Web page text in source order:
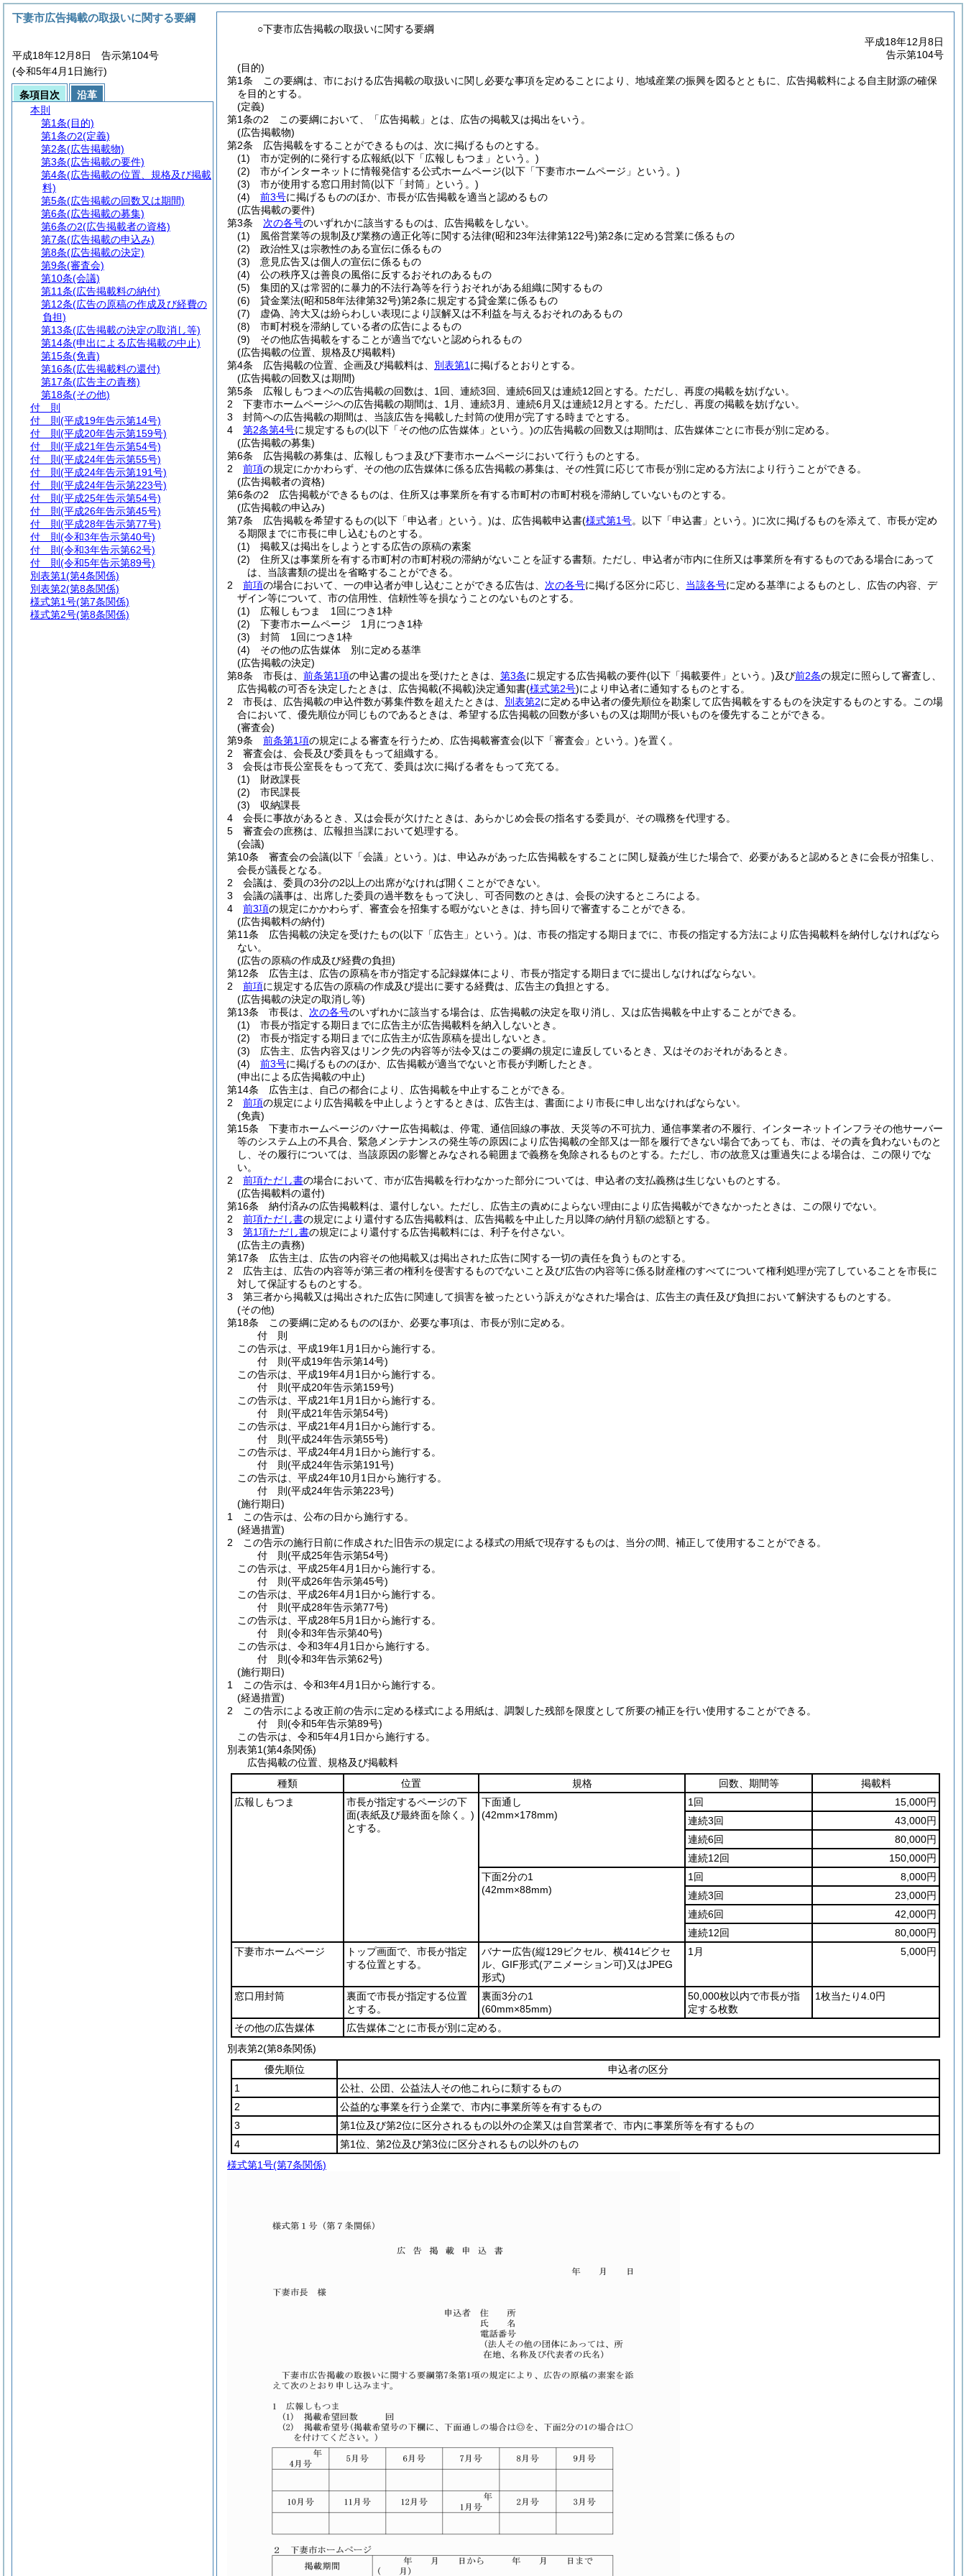
○下妻市広告掲載の取扱いに関する要綱
平成18年12月8日
告示第104号
(目的)
第1条
この要綱は、市における広告掲載の取扱いに関し必要な事項を定めることにより、地域産業の振興を図るとともに、広告掲載料による自主財源の確保
を目的とする。
(定義)
第1条の2
この要綱において、「広告掲載」とは、広告の掲載又は掲出をいう。
(広告掲載物)
第2条
広告掲載をすることができるものは、次に掲げるものとする。
(1)
市が定例的に発行する広報紙(以下「広報しもつま」という。)
(2)
市がインターネットに情報発信する公式ホームページ(以下「下妻市ホームページ」という。)
(3)
市が使用する窓口用封筒(以下「封筒」という。)
(4)
前3号に掲げるもののほか、市長が広告掲載を適当と認めるもの
(広告掲載の要件)
第3条
次の各号のいずれかに該当するものは、広告掲載をしない。
(1)
風俗営業等の規制及び業務の適正化等に関する法律(昭和23年法律第122号)第2条に定める営業に係るもの
(2)
政治性又は宗教性のある宣伝に係るもの
(3)
意見広告又は個人の宣伝に係るもの
(4)
公の秩序又は善良の風俗に反するおそれのあるもの
(5)
集団的又は常習的に暴力的不法行為等を行うおそれがある組織に関するもの
(6)
貸金業法(昭和58年法律第32号)第2条に規定する貸金業に係るもの
(7)
虚偽、誇大又は紛らわしい表現により誤解又は不利益を与えるおそれのあるもの
(8)
市町村税を滞納している者の広告によるもの
(9)
その他広告掲載をすることが適当でないと認められるもの
(広告掲載の位置、規格及び掲載料)
第4条
広告掲載の位置、企画及び掲載料は、 別表第1 に掲げるとおりとする。
(広告掲載の回数又は期間)
第5条
広報しもつまへの広告掲載の回数は、1回、連続3回、連続6回又は連続12回とする。 ただし、再度の掲載を妨げない。
2
下妻市ホームページへの広告掲載の期間は、1月、連続3月、連続6月又は連続12月とする。 ただし、再度の掲載を妨げない。
3
封筒への広告掲載の期間は、当該広告を掲載した封筒の使用が完了する時までとする。
4
第2条第4号に規定するもの(以下「その他の広告媒体」という。)の広告掲載の回数又は期間は、広告媒体ごとに市長が別に定める。
(広告掲載の募集)
第6条
広告掲載の募集は、広報しもつま及び下妻市ホームページにおいて行うものとする。
2
前項の規定にかかわらず、その他の広告媒体に係る広告掲載の募集は、その性質に応じて市長が別に定める方法により行うことができる。
(広告掲載者の資格)
第6条の2
広告掲載ができるものは、住所又は事業所を有する市町村の市町村税を滞納していないものとする。
(広告掲載の申込み)
第7条
広告掲載を希望するもの(以下「申込者」という。)は、広告掲載申込書(様式第1号。以下「申込書」という。)に次に掲げるものを添えて、市長が定め
る期限までに市長に申し込むものとする。
(1)
掲載又は掲出をしようとする広告の原稿の素案
(2)
住所又は事業所を有する市町村の市町村税の滞納がないことを証する書類。 ただし、申込者が市内に住所又は事業所を有するものである場合にあって
は、当該書類の提出を省略することができる。
2
前項の場合において、一の申込者が申し込むことができる広告は、 次の各号に掲げる区分に応じ、 当該各号に定める基準によるものとし、広告の内容、デ
ザイン等について、市の信用性、信頼性等を損なうことのないものとする。
(1)
広報しもつま 1回につき1枠
(2)
下妻市ホームページ 1月につき1枠
(3)
封筒 1回につき1枠
(4)
その他の広告媒体 別に定める基準
(広告掲載の決定)
第8条
市長は、 前条第1項の申込書の提出を受けたときは、 第3条に規定する広告掲載の要件(以下「掲載要件」という。)及び前2条の規定に照らして審査し、
広告掲載の可否を決定したときは、広告掲載(不掲載)決定通知書(様式第2号)により申込者に通知するものとする。
2
市長は、広告掲載の申込件数が募集件数を超えたときは、 別表第2に定める申込者の優先順位を勘案して広告掲載をするものを決定するものとする。
この場
合において、優先順位が同じものであるときは、希望する広告掲載の回数が多いもの又は期間が長いものを優先することができる。
(審査会)
第9条
前条第1項の規定による審査を行うため、広告掲載審査会(以下「審査会」という。)を置く。
2
審査会は、会長及び委員をもって組織する。
3
会長は市長公室長をもって充て、委員は次に掲げる者をもって充てる。
(1)
財政課長
(2)
市民課長
(3)
収納課長
4
会長に事故があるとき、又は会長が欠けたときは、あらかじめ会長の指名する委員が、その職務を代理する。
5
審査会の庶務は、広報担当課において処理する。
(会議)
第10条
審査会の会議(以下「会議」という。)は、申込みがあった広告掲載をすることに関し疑義が生じた場合で、必要があると認めるときに会長が招集し、
会長が議長となる。
2
会議は、委員の3分の2以上の出席がなければ開くことができない。
3
会議の議事は、出席した委員の過半数をもって決し、可否同数のときは、会長の決するところによる。
4
前3項の規定にかかわらず、審査会を招集する暇がないときは、持ち回りで審査することができる。
(広告掲載料の納付)
第11条
広告掲載の決定を受けたもの(以下「広告主」という。)は、市長の指定する期日までに、市長の指定する方法により広告掲載料を納付しなければなら
ない。
(広告の原稿の作成及び経費の負担)
第12条
広告主は、広告の原稿を市が指定する記録媒体により、市長が指定する期日までに提出しなければならない。
2
前項に規定する広告の原稿の作成及び提出に要する経費は、広告主の負担とする。
(広告掲載の決定の取消し等)
第13条
市長は、 次の各号のいずれかに該当する場合は、広告掲載の決定を取り消し、又は広告掲載を中止することができる。
(1)
市長が指定する期日までに広告主が広告掲載料を納入しないとき。
(2)
市長が指定する期日までに広告主が広告原稿を提出しないとき。
(3)
広告主、広告内容又はリンク先の内容等が法令又はこの要綱の規定に違反しているとき、又はそのおそれがあるとき。
(4)
前3号に掲げるもののほか、広告掲載が適当でないと市長が判断したとき。
(申出による広告掲載の中止)
第14条
広告主は、自己の都合により、広告掲載を中止することができる。
2
前項の規定により広告掲載を中止しようとするときは、広告主は、書面により市長に申し出なければならない。
(免責)
第15条
下妻市ホームページのバナー広告掲載は、停電、通信回線の事故、天災等の不可抗力、通信事業者の不履行、インターネットインフラその他サーバー
等のシステム上の不具合、緊急メンテナンスの発生等の原因により広告掲載の全部又は一部を履行できない場合であっても、市は、その責を負わないものと
し、その履行については、当該原因の影響とみなされる範囲まで義務を免除されるものとする。 ただし、市の故意又は重過失による場合は、この限りでな
い。
2
前項ただし書の場合において、市が広告掲載を行わなかった部分については、申込者の支払義務は生じないものとする。
(広告掲載料の還付)
第16条
納付済みの広告掲載料は、還付しない。 ただし、広告主の責めによらない理由により広告掲載ができなかったときは、この限りでない。
2
前項ただし書の規定により還付する広告掲載料は、広告掲載を中止した月以降の納付月額の総額とする。
3
第1項ただし書の規定により還付する広告掲載料には、利子を付さない。
(広告主の責務)
第17条
広告主は、広告の内容その他掲載又は掲出された広告に関する一切の責任を負うものとする。
2
広告主は、広告の内容等が第三者の権利を侵害するものでないこと及び広告の内容等に係る財産権のすべてについて権利処理が完了していることを市長に
対して保証するものとする。
3
第三者から掲載又は掲出された広告に関連して損害を被ったという訴えがなされた場合は、広告主の責任及び負担において解決するものとする。
(その他)
第18条
この要綱に定めるもののほか、必要な事項は、市長が別に定める。
付 則
この告示は、平成19年1月1日から施行する。
付 則(平成19年告示第14号)
この告示は、平成19年4月1日から施行する。
付 則(平成20年告示第159号)
この告示は、平成21年1月1日から施行する。
付 則(平成21年告示第54号)
この告示は、平成21年4月1日から施行する。
付 則(平成24年告示第55号)
この告示は、平成24年4月1日から施行する。
付 則(平成24年告示第191号)
この告示は、平成24年10月1日から施行する。
付 則(平成24年告示第223号)
(施行期日)
1
この告示は、公布の日から施行する。
(経過措置)
2
この告示の施行日前に作成された旧告示の規定による様式の用紙で現存するものは、当分の間、補正して使用することができる。
付 則(平成25年告示第54号)
この告示は、平成25年4月1日から施行する。
付 則(平成26年告示第45号)
この告示は、平成26年4月1日から施行する。
付 則(平成28年告示第77号)
この告示は、平成28年5月1日から施行する。
付 則(令和3年告示第40号)
この告示は、令和3年4月1日から施行する。
付 則(令和3年告示第62号)
(施行期日)
1
この告示は、令和3年4月1日から施行する。
(経過措置)
2
この告示による改正前の告示に定める様式による用紙は、調製した残部を限度として所要の補正を行い使用することができる。
付 則(令和5年告示第89号)
この告示は、令和5年4月1日から施行する。
別表第1(第4条関係)
広告掲載の位置、規格及び掲載料
種類
位置 規格 回数、期間等
掲載料
広報しもつま
市長が指定するページの下
面(表紙及び最終面を除く。)
とする。
下面通し
(42mm×178mm)
1回
15,000円
連続3回
43,000円
連続6回
80,000円
連続12回
150,000円
下面2分の1
(42mm×88mm)
1回
8,000円
連続3回
23,000円
連続6回
42,000円
連続12回
80,000円
下妻市ホームページ
トップ画面で、市長が指定
する位置とする。
バナー広告(縦129ピクセル、横414ピクセ
ル、GIF形式(アニメーション可)又はJPEG
形式)
1月 5,000円
窓口用封筒
裏面で市長が指定する位置
とする。
裏面3分の1
(60mm×85mm)
50,000枚以内で市長が指
定する枚数
1枚当たり4.0円
その他の広告媒体
広告媒体ごとに市長が別に定める。
別表第2(第8条関係)
優先順位
申込者の区分
1
公社、公団、公益法人その他これらに類するもの
2
公益的な事業を行う企業で、市内に事業所等を有するもの
3
第1位及び第2位に区分されるもの以外の企業又は自営業者で、市内に事業所等を有するもの
4
第1位、第2位及び第3位に区分されるもの以外のもの
様式第1号(第7条関係)
下妻市広告掲載の取扱いに関する要綱
平成18年12月8日 告示第104号
(令和5年4月1日施行)
条項目次
沿革
本則
第1条(目的)
第1条の2(定義)
第2条(広告掲載物)
第3条(広告掲載の要件)
第4条(広告掲載の位置、規格及び掲載
料)
第5条(広告掲載の回数又は期間)
第6条(広告掲載の募集)
第6条の2(広告掲載者の資格)
第7条(広告掲載の申込み)
第8条(広告掲載の決定)
第9条(審査会)
第10条(会議)
第11条(広告掲載料の納付)
第12条(広告の原稿の作成及び経費の
負担)
第13条(広告掲載の決定の取消し等)
第14条(申出による広告掲載の中止)
第15条(免責)
第16条(広告掲載料の還付)
第17条(広告主の責務)
第18条(その他)
付 則
付 則 (平成19年告示第14号)
付 則 (平成20年告示第159号)
付 則 (平成21年告示第54号)
付 則 (平成24年告示第55号)
付 則 (平成24年告示第191号)
付 則 (平成24年告示第223号)
付 則 (平成25年告示第54号)
付 則 (平成26年告示第45号)
付 則 (平成28年告示第77号)
付 則 (令和3年告示第40号)
付 則 (令和3年告示第62号)
付 則 (令和5年告示第89号)
別表第1(第4条関係)
別表第2(第8条関係)
様式第1号(第7条関係)
様式第2号(第8条関係)